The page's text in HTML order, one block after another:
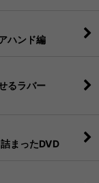
ハンド編
るラバー
まったDVD